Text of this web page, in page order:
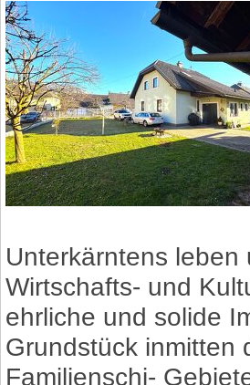
Unterkärntens
Wirtschafts- und
ehrliche und solide
Grundstück inmitten
Familienschi-